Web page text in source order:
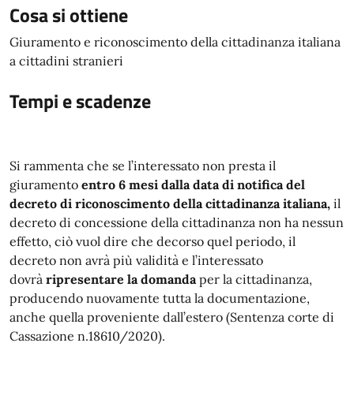
Cosa si ottiene
Giuramento e riconoscimento della cittadinanza italiana
a cittadini stranieri
Tempi e scadenze
Si rammenta che se l’interessato non presta il
giuramento entro 6 mesi dalla data di notifica del
decreto di riconoscimento della cittadinanza italiana, il
decreto di concessione della cittadinanza non ha nessun
effetto, ciò vuol dire che decorso quel periodo, il
decreto non avrà più validità e l’interessato
dovrà ripresentare la domandaper la cittadinanza,
producendo nuovamente tutta la documentazione,
anche quella proveniente dall’estero (Sentenza corte di
Cassazione n.18610/2020).